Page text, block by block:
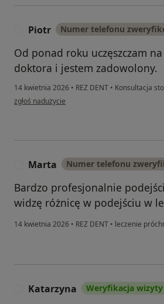
Piotr Numer telefonu
Od ponad roku uczęszczam
doktora i jestem zadowolony.
14 kwietnia 2026 • REZ DENT • Konsultacja
w opinii użytkownika Piotr
zgłoś nadużycie
Marta Numer telefonu
Bardzo profesjonalnie
widzę różnicę w podejściu w
14 kwietnia 2026 • REZ DENT • leczenie
Katarzyna Weryfikacja wizyty